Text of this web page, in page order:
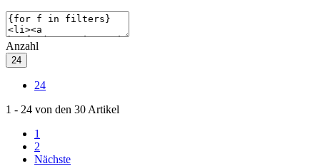
Anzahl
24
24
1 - 24 von den 30 Artikel
1
2
Nächste